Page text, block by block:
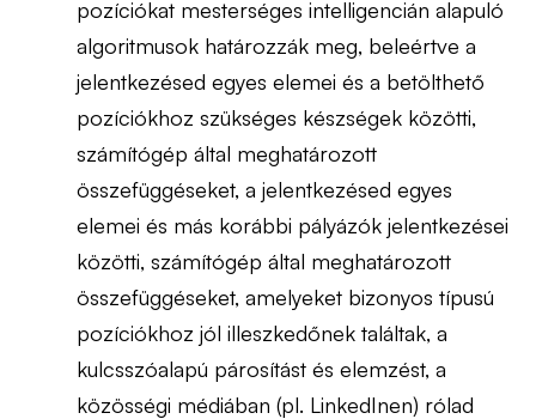
pozíciókat mesterséges intelligencián alapuló
algoritmusok határozzák meg, beleértve a
jelentkezésed egyes elemei és a betölthető
pozíciókhoz szükséges készségek közötti,
számítógép által meghatározott
összefüggéseket, a jelentkezésed egyes
elemei és más korábbi pályázók jelentkezései
közötti, számítógép által meghatározott
összefüggéseket, amelyeket bizonyos típusú
pozíciókhoz jól illeszkedőnek találtak, a
kulcsszóalapú párosítást és elemzést, a
közösségi médiában (pl. LinkedInen) rólad